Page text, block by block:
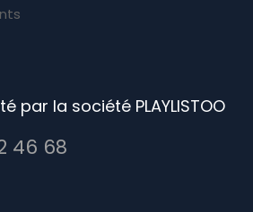
par la société PLAYLISTOO
46 68